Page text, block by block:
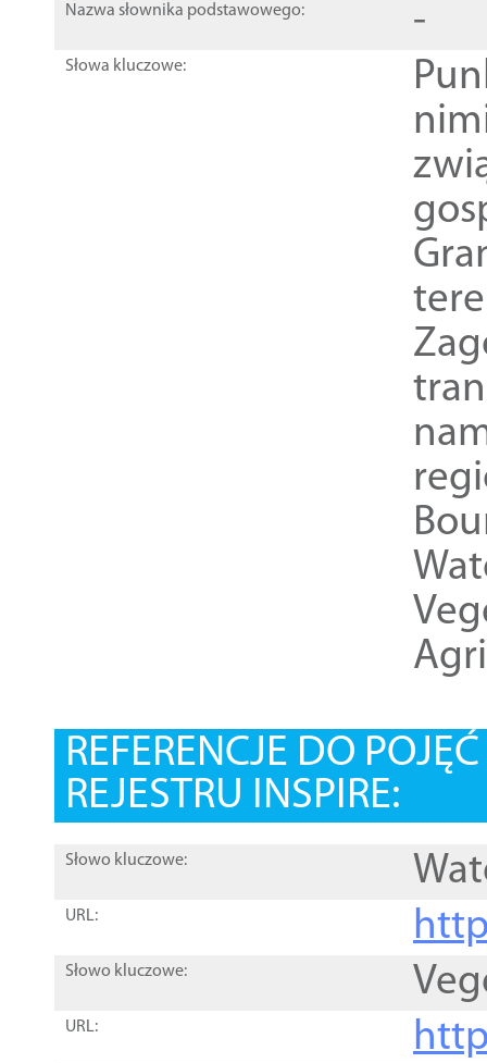
Nazwa słownika podstawowego: -
Słowa kluczowe:
REFERENCJE DO
REJESTRU INSPIRE:
Słowo kluczowe:
URL:
Słowo kluczowe:
URL: